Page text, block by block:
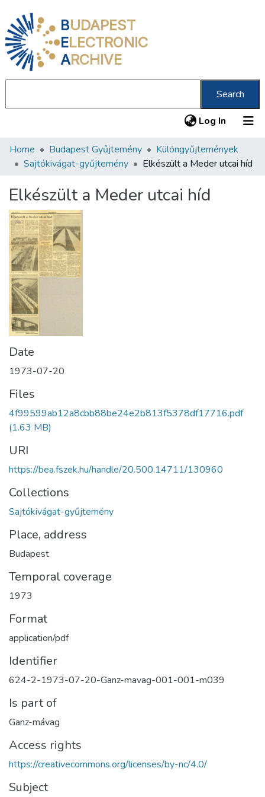
BUDAPEST
ELECTRONIC
ARCHIVE
Search
Log In (current)
Communities & Collections
Statistics
About us
Home Budapest Gyűjtemény
Különgyűjtemények
Sajtókivágat-gyűjtemény
Elkészült a Meder utcai híd
Elkészült a Meder utcai híd
Date
1973-07-20
Files
4f99599ab12a8cbb88be24e2b813f5378df17716.pdf
(1.63 MB)
URI
https://bea.fszek.hu/handle/20.500.14711/130960
Collections
Sajtókivágat-gyűjtemény
Place, address
Budapest
Temporal coverage
1973
Format
application/pdf
Identifier
624-2-1973-07-20-Ganz-mavag-001-001-m039
Is part of
Ganz-mávag
Access rights
https://creativecommons.org/licenses/by-nc/4.0/
Subject